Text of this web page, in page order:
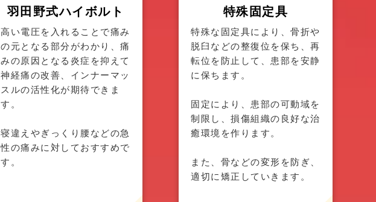
羽田野式ハイボルト
高い電圧を入れることで痛み
の元となる部分がわかり、痛
みの原因となる炎症を抑えて
神経痛の改善、インナーマッ
スルの活性化が期待できま
す。
寝違えやぎっくり腰などの急
性の痛みに対しておすすめで
す。
特殊固定具
特殊な固定具により、骨折や
脱臼などの整復位を保ち、再
転位を防止して、患部を安静
に保ちます。
固定により、患部の可動域を
制限し、損傷組織の良好な治
癒環境を作ります。
また、骨などの変形を防ぎ、
適切に矯正していきます。